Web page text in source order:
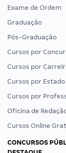
Exame de Ordem
Graduação
Pós-Graduação
Cursos por
Cursos por
Cursos por Estado
Cursos por
Oficina de
Cursos Online
CONCURSOS